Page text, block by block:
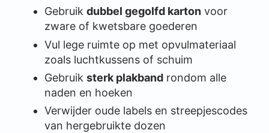
Gebruik dubbel gegolfd karton voor
zware of kwetsbare goederen
Vul lege ruimte op met opvulmateriaal
zoals luchtkussens of schuim
Gebruik sterk plakband rondom alle
naden en hoeken
Verwijder oude labels en streepjescodes
van hergebruikte dozen